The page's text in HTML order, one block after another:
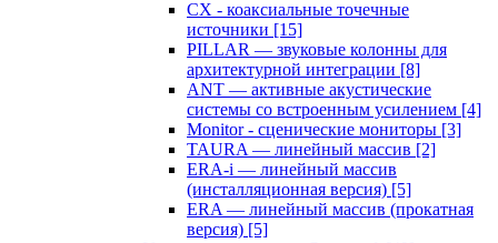
CX - коаксиальные точечные
источники [15]
PILLAR — звуковые колонны для
архитектурной интеграции [8]
ANT — активные акустические
системы со встроенным усилением [4]
Monitor - сценические мониторы [3]
TAURA — линейный массив [2]
ERA-i — линейный массив
(инсталляционная версия) [5]
ERA — линейный массив (прокатная
версия) [5]